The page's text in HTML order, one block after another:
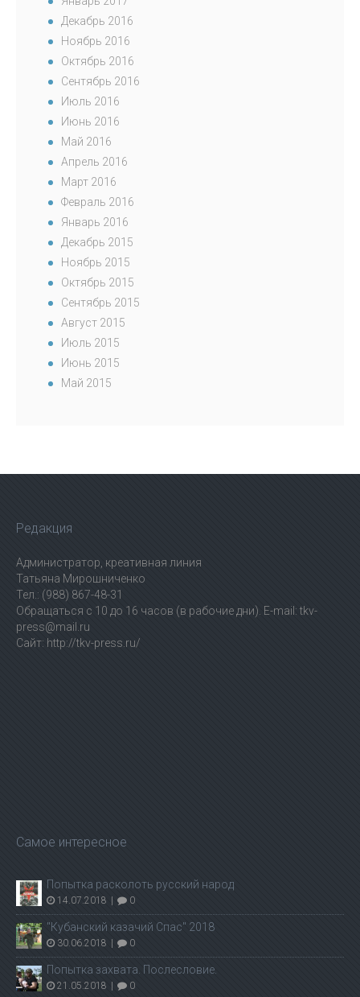
Декабрь 2016
Ноябрь 2016
Октябрь 2016
Сентябрь 2016
Июль 2016
Июнь 2016
Май 2016
Апрель 2016
Март 2016
Февраль 2016
Январь 2016
Декабрь 2015
Ноябрь 2015
Октябрь 2015
Сентябрь 2015
Август 2015
Июль 2015
Июнь 2015
Май 2015
Редакция
Администратор, креативная линия
Татьяна Мирошниченко
Тел.: (988) 867-48-31
Обращаться с 10 до 16 часов (в рабочие дни). E-mail: tkv-
press@mail.ru
Сайт: http://tkv-press.ru/
Самое интересное
Попытка расколоть русский народ
14.07.2018 0
"Кубанский казачий Спас" 2018
30.06.2018 0
Попытка захвата. Послесловие.
21.05.2018 0